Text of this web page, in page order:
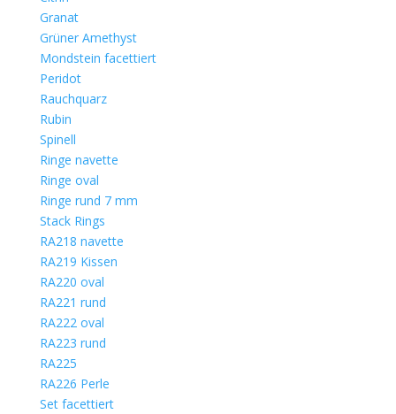
Granat
Grüner Amethyst
Mondstein facettiert
Peridot
Rauchquarz
Rubin
Spinell
Ringe navette
Ringe oval
Ringe rund 7 mm
Stack Rings
RA218 navette
RA219 Kissen
RA220 oval
RA221 rund
RA222 oval
RA223 rund
RA225
RA226 Perle
Set facettiert